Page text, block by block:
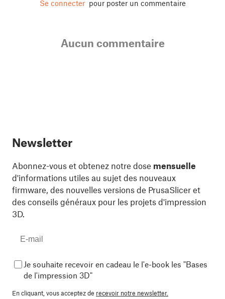
Se connecter pour poster un commentaire
Aucun commentaire
Newsletter
Abonnez-vous et obtenez notre dose mensuelle
d'informations utiles au sujet des nouveaux
firmware, des nouvelles versions de PrusaSlicer et
des conseils généraux pour les projets d'impression
3D.
Je souhaite recevoir en cadeau le l'e-book les "Bases
de l'impression 3D"
En cliquant, vous acceptez de recevoir notre newsletter.